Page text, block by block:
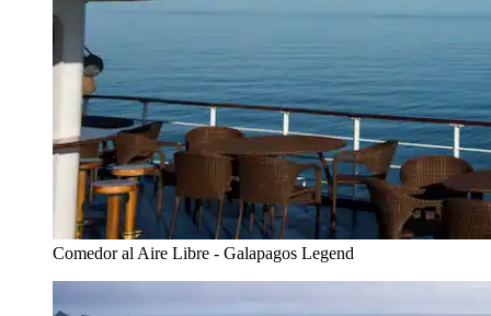
Comedor al Aire Libre - Galapagos Legend